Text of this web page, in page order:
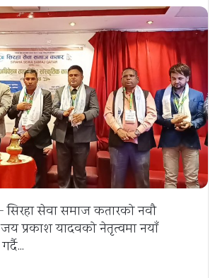
सिरहा सेवा समाज कतारको नवौ
प्रकाश यादवको नेतृत्वमा नयाँ